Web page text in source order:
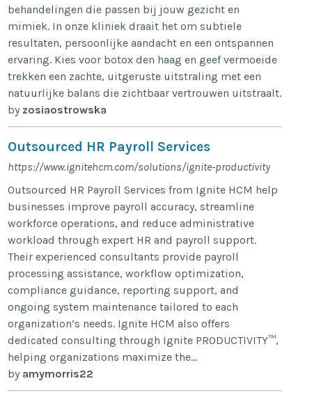
behandelingen die passen bij jouw gezicht en
mimiek. In onze kliniek draait het om subtiele
resultaten, persoonlijke aandacht en een ontspannen
ervaring. Kies voor botox den haag en geef vermoeide
trekken een zachte, uitgeruste uitstraling met een
natuurlijke balans die zichtbaar vertrouwen uitstraalt.
by zosiaostrowska
Outsourced HR Payroll Services
https://www.ignitehcm.com/solutions/ignite-productivity
Outsourced HR Payroll Services from Ignite HCM help
businesses improve payroll accuracy, streamline
workforce operations, and reduce administrative
workload through expert HR and payroll support.
Their experienced consultants provide payroll
processing assistance, workflow optimization,
compliance guidance, reporting support, and
ongoing system maintenance tailored to each
organization’s needs. Ignite HCM also offers
dedicated consulting through Ignite PRODUCTIVITY™,
helping organizations maximize the...
by amymorris22